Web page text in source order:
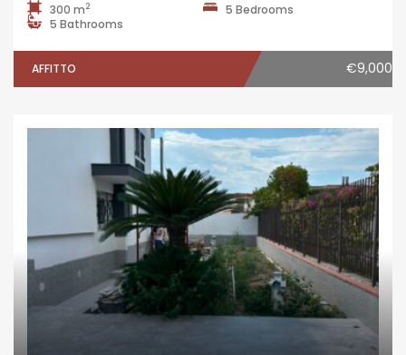
300 m2
5 Bedrooms
5 Bathrooms
AFFITTO €9,000